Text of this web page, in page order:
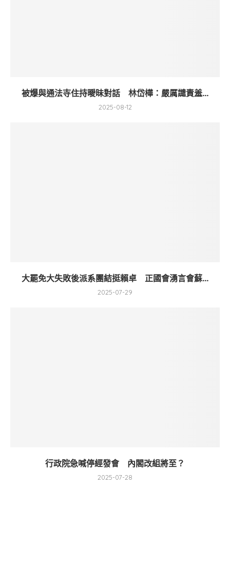
被爆與通法寺住持曖昧對話 林岱樺：嚴厲譴責羞...
2025-08-12
大罷免大失敗後派系團結挺賴卓 正國會湧言會蘇...
2025-07-29
行政院急喊停經發會 內閣改組將至？
2025-07-28